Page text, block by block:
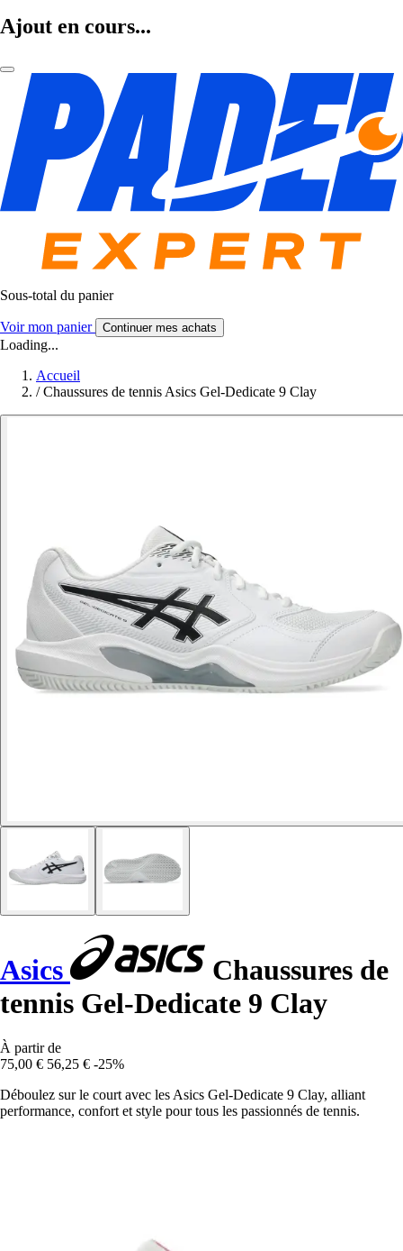
Ajout en cours...
Sous-total du panier
Voir mon panier Continuer mes achats
Loading...
Accueil
/ Chaussures de tennis Asics Gel-Dedicate 9 Clay
Asics
Chaussures de
tennis Gel-Dedicate 9 Clay
À partir de
75,00 € 56,25 € -25%
Déboulez sur le court avec les Asics Gel-Dedicate 9 Clay, alliant
performance, confort et style pour tous les passionnés de tennis.